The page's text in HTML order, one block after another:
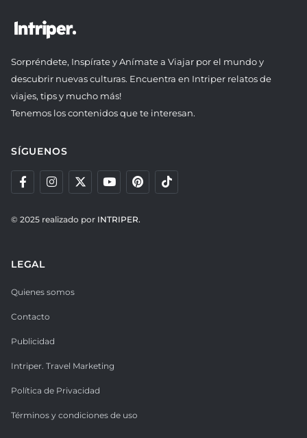
Sorpréndete, Inspírate y Anímate a Viajar por el mundo y
descubrir nuevas culturas. Encuentra en Intriper relatos de
viajes, tips y mucho más!
Tenemos los contenidos que te interesan.
SÍGUENOS
© 2025 realizado por INTRIPER.
LEGAL
Quienes somos
Contacto
Publicidad
Intriper. Travel Marketing
Política de Privacidad
Términos y condiciones de uso